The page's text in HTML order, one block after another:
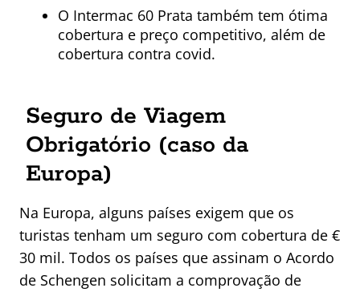
O Intermac 60 Prata também tem ótima
cobertura e preço competitivo, além de
cobertura contra covid.
Seguro de Viagem
Obrigatório (caso da
Europa)
Na Europa, alguns países exigem que os
turistas tenham um seguro com cobertura de €
30 mil. Todos os países que assinam o Acordo
de Schengen solicitam a comprovação de